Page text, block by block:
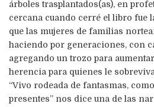
árboles trasplantados(as), en
cercana cuando cerré el libro fue
que las mujeres de familias
haciendo por generaciones, con
agregando un trozo para
herencia para quienes le
“Vivo rodeada de fantasmas,
presentes” nos dice una de las